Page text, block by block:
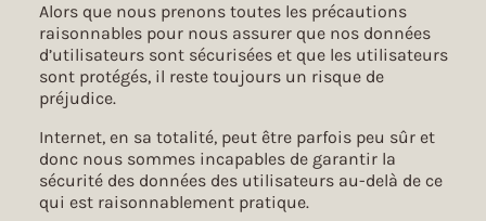
Alors que nous prenons toutes les précautions
raisonnables pour nous assurer que nos données
d’utilisateurs sont sécurisées et que les utilisateurs
sont protégés, il reste toujours un risque de
préjudice.
Internet, en sa totalité, peut être parfois peu sûr et
donc nous sommes incapables de garantir la
sécurité des données des utilisateurs au-delà de ce
qui est raisonnablement pratique.